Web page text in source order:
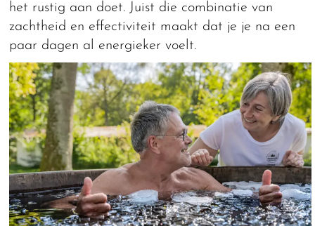
het rustig aan doet. Juist die combinatie van
zachtheid en effectiviteit maakt dat je je na een
paar dagen al energieker voelt.